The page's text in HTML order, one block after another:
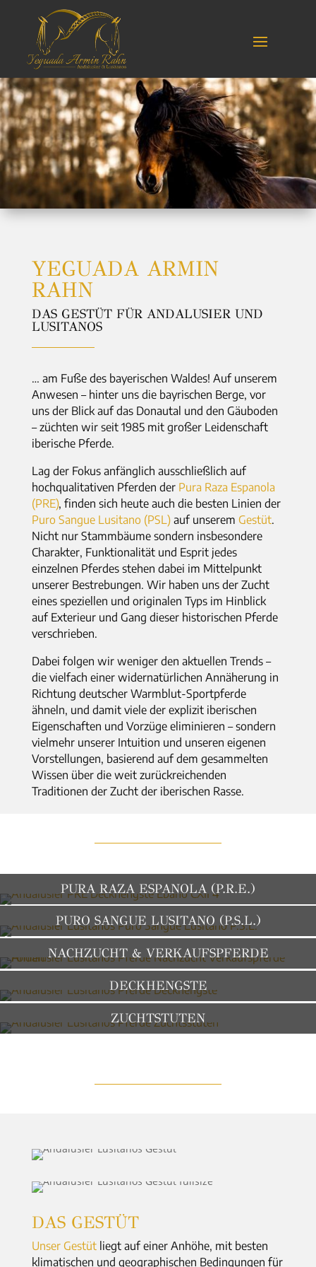
YEGUADA ARMIN
RAHN
DAS GESTÜT FÜR ANDALUSIER UND
LUSITANOS
… am Fuße des bayerischen Waldes! Auf unserem
Anwesen – hinter uns die bayrischen Berge, vor
uns der Blick auf das Donautal und den Gäuboden
– züchten wir seit 1985 mit großer Leidenschaft
iberische Pferde.
Lag der Fokus anfänglich ausschließlich auf
hochqualitativen Pferden der Pura Raza Espanola
(PRE), finden sich heute auch die besten Linien der
Puro Sangue Lusitano (PSL)auf unserem Gestüt.
Nicht nur Stammbäume sondern insbesondere
Charakter, Funktionalität und Esprit jedes
einzelnen Pferdes stehen dabei im Mittelpunkt
unserer Bestrebungen. Wir haben uns der Zucht
eines speziellen und originalen Typs im Hinblick
auf Exterieur und Gang dieser historischen Pferde
verschrieben.
Dabei folgen wir weniger den aktuellen Trends –
die vielfach einer widernatürlichen Annäherung in
Richtung deutscher Warmblut-Sportpferde
ähneln, und damit viele der explizit iberischen
Eigenschaften und Vorzüge eliminieren – sondern
vielmehr unserer Intuition und unseren eigenen
Vorstellungen, basierend auf dem gesammelten
Wissen über die weit zurückreichenden
Traditionen der Zucht der iberischen Rasse.
PURA RAZA ESPANOLA (P.R.E.)
PURO SANGUE LUSITANO (P.S.L.)
NACHZUCHT & VERKAUFSPFERDE
DECKHENGSTE
ZUCHTSTUTEN
DAS GESTÜT
Unser Gestütliegt auf einer Anhöhe, mit besten
klimatischen und geographischen Bedingungen für